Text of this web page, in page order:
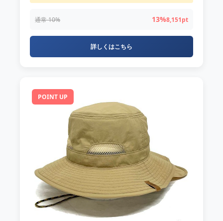
通常 10% 13%8,151pt
詳しくはこちら
POINT UP